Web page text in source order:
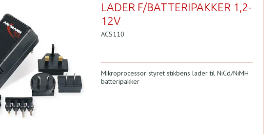
LADER F/BATTERIPAKKER 1,2-
12V
ACS110
Mikroprocessor styret stikbens lader til NiCd/NiMH
batteripakker